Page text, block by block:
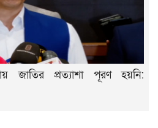
জাতির প্রত্যাশা পূরণ হয়নি: